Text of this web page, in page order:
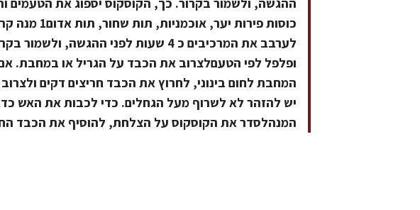
ופלפל לפי הטעםלצרוב את הכבד על הגריל או במחבת.
יש להזהר לא לשרוף מעל הגחלים. כדי לכבות את האש
המנהלסדר את הקוסקוס על הצלחת, להוסיף את הכבד